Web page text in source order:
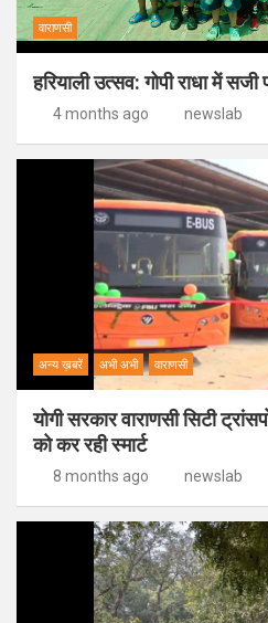
वाराणसी
हरियाली उत्सव: गोपी राधा में
4 months ago newslab
अन्य ख़बरें अभी अभी वाराणसी
योगी सरकार वाराणसी सिटी
को कर रही स्मार्ट
8 months ago newslab